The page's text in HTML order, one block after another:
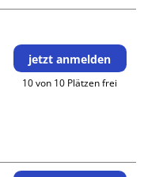
jetzt anmelden
10 von 10 Plätzen frei